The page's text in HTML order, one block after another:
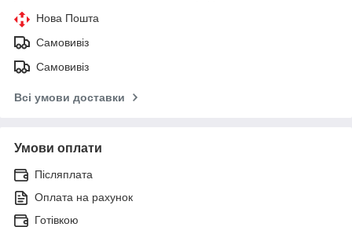
Нова Пошта
Самовивіз
Самовивіз
Всі умови доставки
Умови оплати
Післяплата
Оплата на рахунок
Готівкою